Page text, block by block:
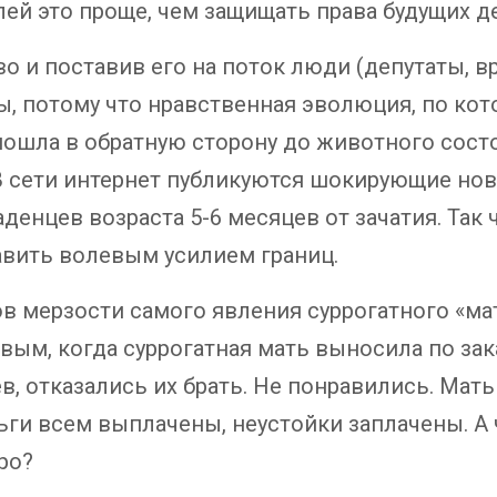
это проще, чем защищать права будущих
и поставив его на поток люди (депутаты,
потому что нравственная эволюция, по
в обратную сторону до животного
интернет публикуются шокирующие
возраста 5-6 месяцев от зачатия.
волевым усилием границ.
самого явления суррогатного
когда суррогатная мать выносила по
отказались их брать. Не понравились.
всем выплачены, неустойки заплачены.